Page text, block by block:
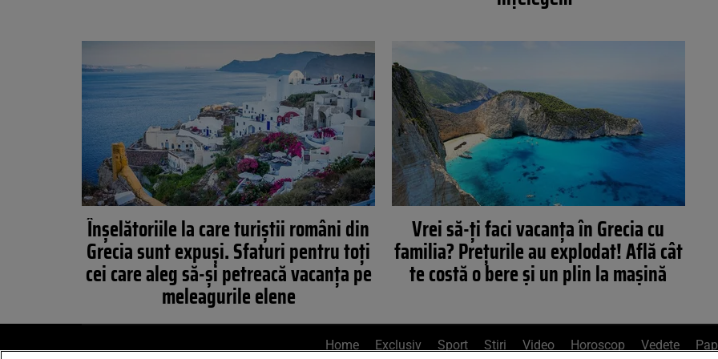
Înșelătoriile la care turiștii români din
Grecia sunt expuși. Sfaturi pentru toți
cei care aleg să-și petreacă vacanța pe
meleagurile elene
Vrei să-ți faci vacanța în Grecia cu
familia? Prețurile au explodat! Află cât
te costă o bere și un plin la mașină
Home Exclusiv Sport Știri Video Horoscop Vedete